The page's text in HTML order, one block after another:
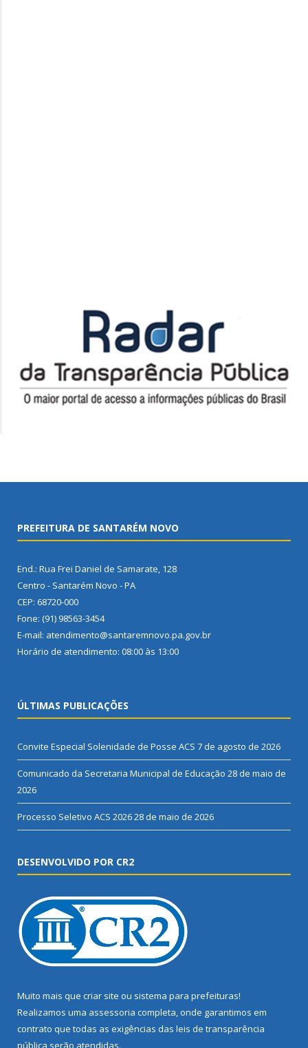
PREFEITURA DE SANTARÉM NOVO
End.: Rua Frei Daniel de Samarate, 128
Centro - Santarém Novo - PA
CEP: 68720-000
Fone: (91) 98563-3454
E-mail: atendimento@santaremnovo.pa.gov.br
Horário de atendimento: 08:00 às 13:00
ÚLTIMAS PUBLICAÇÕES
Convite Especial Solenidade de Posse ACS 7 de agosto de 2026
Comunicado da Secretaria Municipal de Educação 28 de maio de
2026
Processo Seletivo ACS 202628 de maio de 2026
DESENVOLVIDO POR CR2
Muito mais que criar site ou sistema para prefeituras!
Realizamos uma assessoria completa, onde garantimos em
contrato que todas as exigências das leis de transparência
pública serão atendidas.